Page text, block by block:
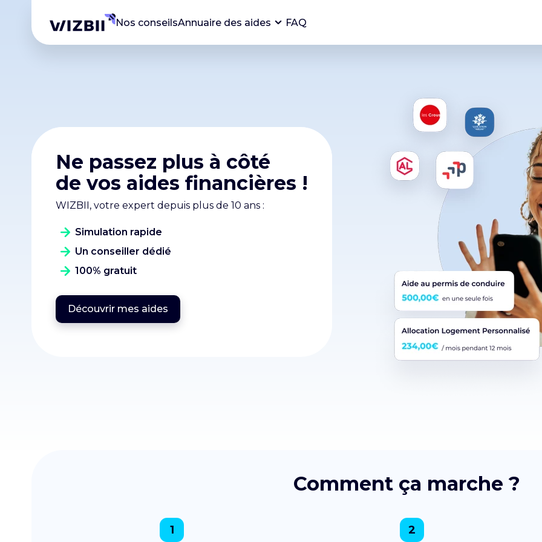
Nos conseilsAnnuaire des aides FAQ
Ne passez plus à côté
de vos aides financières !
WIZBII, votre expert depuis plus de 10 ans :
Simulation rapide
Un conseiller dédié
100% gratuit
Découvrir mes aides
Comment ça marche ?
1 2